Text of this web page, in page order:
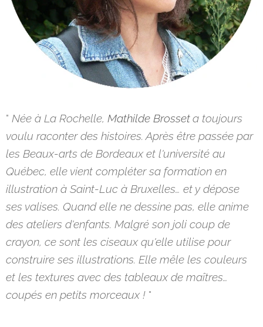
" Née à La Rochelle, Mathilde Brosseta toujours
voulu raconter des histoires. Après être passée par
les Beaux-arts de Bordeaux et l'université au
Québec, elle vient compléter sa formation en
illustration à Saint-Luc à Bruxelles… et y dépose
ses valises. Quand elle ne dessine pas, elle anime
des ateliers d'enfants. Malgré son joli coup de
crayon, ce sont les ciseaux qu'elle utilise pour
construire ses illustrations. Elle mêle les couleurs
et les textures avec des tableaux de maîtres…
coupés en petits morceaux ! "